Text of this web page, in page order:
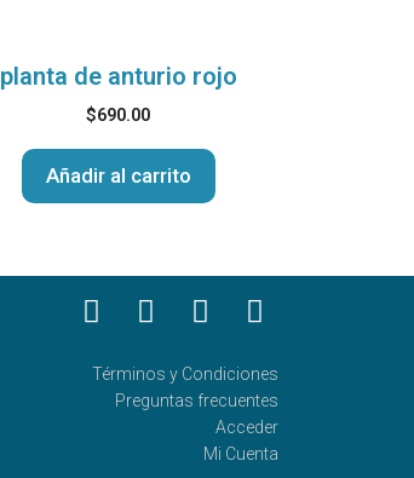
planta de anturio rojo
$690.00
Añadir al carrito
Términos y Condiciones
Preguntas frecuentes
Acceder
Mi Cuenta